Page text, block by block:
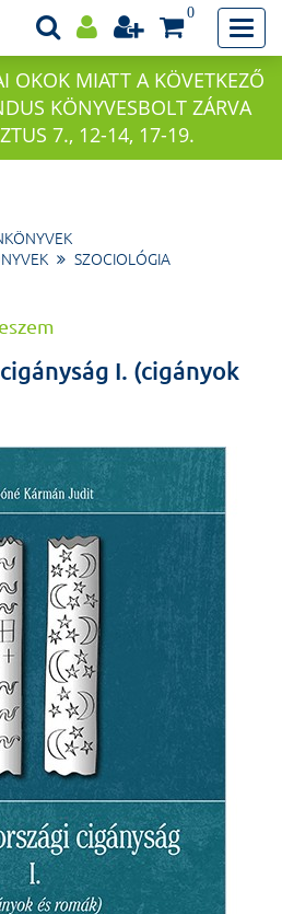
0
OKOK MIATT A KÖVETKEZŐ
KÖNYVESBOLT ZÁRVA
7., 12-14, 17-19.
SZOCIOLÓGIA
I. (cigányok